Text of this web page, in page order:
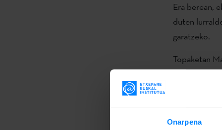
Onarpena
Era berean,
duten
garatzeko.
Topaketan